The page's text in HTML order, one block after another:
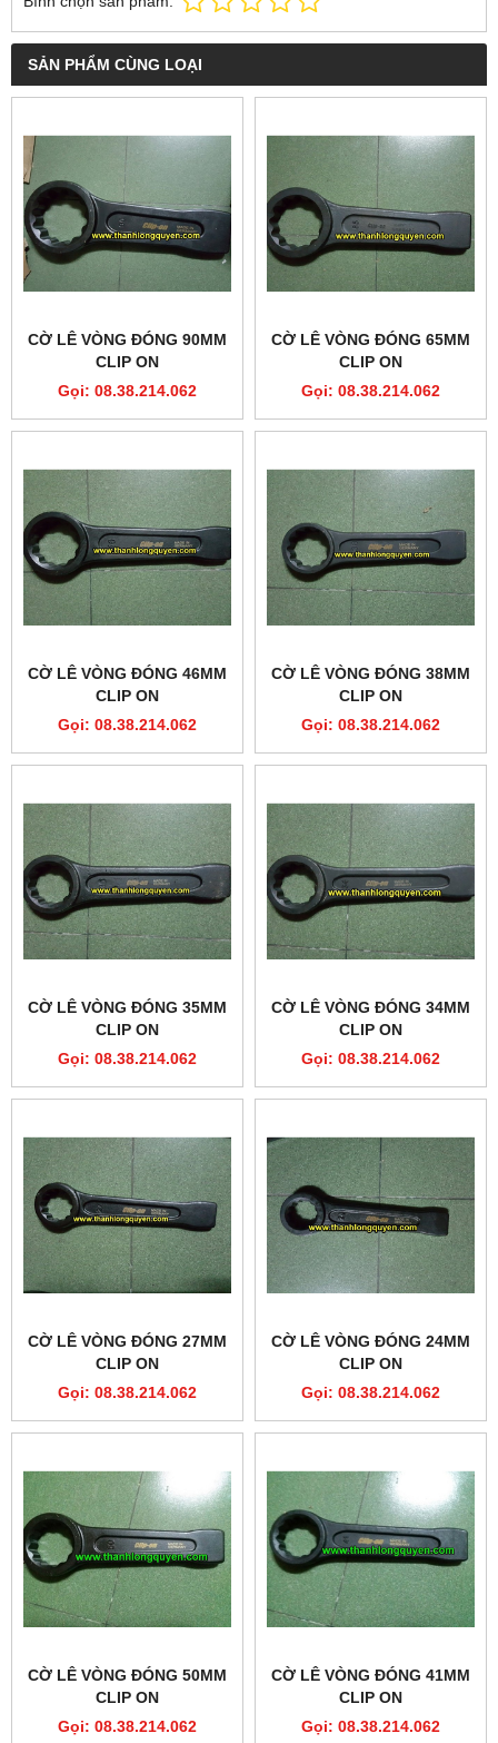
SẢN PHẨM CÙNG LOẠI
CỜ LÊ VÒNG ĐÓNG 90MM
CLIP ON
Gọi: 08.38.214.062
CỜ LÊ VÒNG ĐÓNG 65MM
CLIP ON
Gọi: 08.38.214.062
CỜ LÊ VÒNG ĐÓNG 46MM
CLIP ON
Gọi: 08.38.214.062
CỜ LÊ VÒNG ĐÓNG 38MM
CLIP ON
Gọi: 08.38.214.062
CỜ LÊ VÒNG ĐÓNG 35MM
CLIP ON
Gọi: 08.38.214.062
CỜ LÊ VÒNG ĐÓNG 34MM
CLIP ON
Gọi: 08.38.214.062
CỜ LÊ VÒNG ĐÓNG 27MM
CLIP ON
Gọi: 08.38.214.062
CỜ LÊ VÒNG ĐÓNG 24MM
CLIP ON
Gọi: 08.38.214.062
CỜ LÊ VÒNG ĐÓNG 50MM
CLIP ON
Gọi: 08.38.214.062
CỜ LÊ VÒNG ĐÓNG 41MM
CLIP ON
Gọi: 08.38.214.062